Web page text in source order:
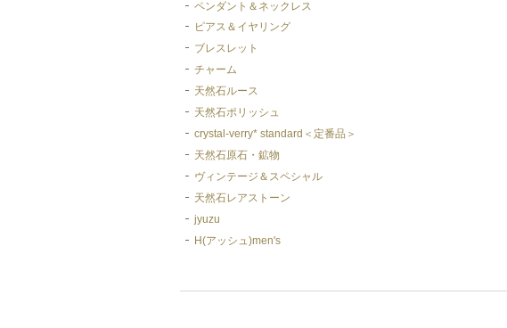
ペンダント＆ネックレス
ピアス＆イヤリング
ブレスレット
チャーム
天然石ルース
天然石ポリッシュ
crystal-verry* standard＜定番品＞
天然石原石・鉱物
ヴィンテージ＆スペシャル
天然石レアストーン
jyuzu
H(アッシュ)men's